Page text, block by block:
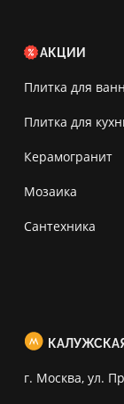
АКЦИИ
Плитка для
Плитка для
Керамогранит
Мозаика
Сантехника
г. Москва, ул.